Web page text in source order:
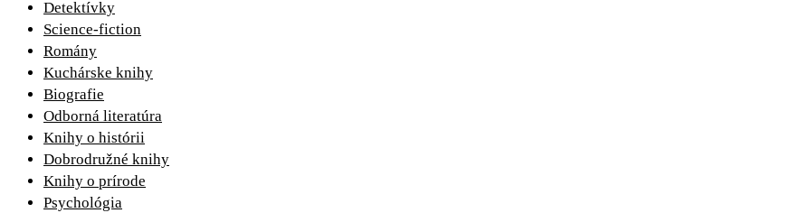
Detektívky
Science-fiction
Romány
Kuchárske knihy
Biografie
Odborná literatúra
Knihy o histórii
Dobrodružné knihy
Knihy o prírode
Psychológia